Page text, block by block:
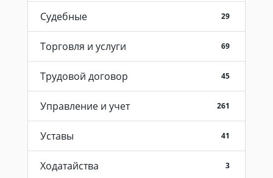
Судебные 29
Торговля и услуги 69
Трудовой договор 45
Управление и учет 261
Уставы 41
Ходатайства 3